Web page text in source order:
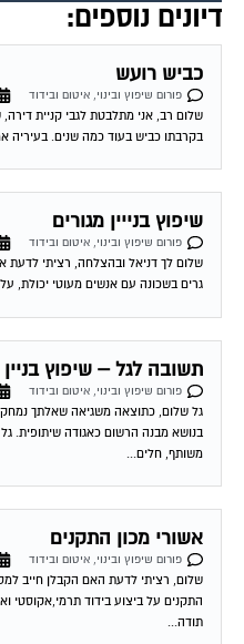
דיונים נוספים:
כביש רועש
פורום שיפוץ ובינוי, איטום ובידוד
שלום רב, אני מתלבטת לגבי קניית דירה,
בקרבתו כביש בעוד כמה שנים. בעיריה
שיפוץ בנייין מגורים
פורום שיפוץ ובינוי, איטום ובידוד
שלום לך דניאל ובהצלחה, רציתי לדעת
גרים בשכונה עם אנשים מעוטי
תשובה לגל – שיפוץ בניין
פורום שיפוץ ובינוי, איטום ובידוד
גל שלום, כתוצאה משגיאה שאלתך
בנושא מבנה הרשום כאגודה שיתופית.
משותף, חלים...
אשורי מכון התקנים
פורום שיפוץ ובינוי, איטום ובידוד
שלום, רציתי לדעת האם הקבלן חייב
התקנים על ביצוע בידוד תרמי,אקוסטי
תודה...